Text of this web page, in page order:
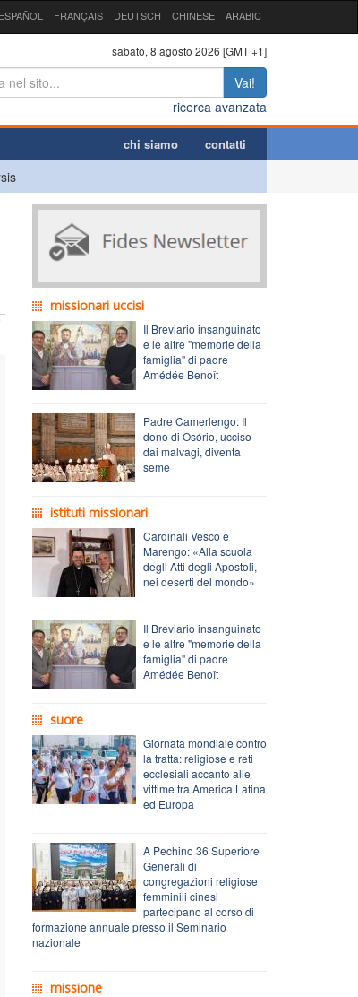
ESPAÑOL FRANÇAIS DEUTSCH CHINESE ARABIC
sabato, 8 agosto 2026 [GMT +1]
Vai!
ricerca avanzata
chi siamo contatti
missionari uccisi
Il Breviario insanguinato
e le altre "memorie della
famiglia" di padre
Amédée Benoît
Padre Camerlengo: Il
dono di Osório, ucciso
dai malvagi, diventa
seme
istituti missionari
Cardinali Vesco e
Marengo: «Alla scuola
degli Atti degli Apostoli,
nei deserti del mondo»
Il Breviario insanguinato
e le altre "memorie della
famiglia" di padre
Amédée Benoît
suore
Giornata mondiale contro
la tratta: religiose e reti
ecclesiali accanto alle
vittime tra America Latina
ed Europa
A Pechino 36 Superiore
Generali di
congregazioni religiose
femminili cinesi
partecipano al corso di
formazione annuale presso il Seminario
nazionale
missione